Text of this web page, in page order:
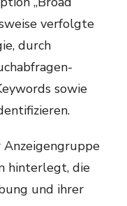
verfolgte
durch
sowie
hinterlegt, die
und ihrer